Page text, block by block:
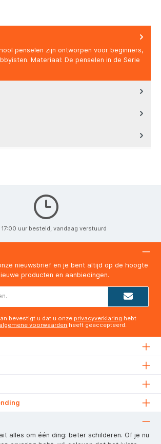
penselen zijn ontworpen voor beginners,
Materiaal: De penselen in de Serie
uur besteld, vandaag verstuurd
nieuwsbrief en je bent altijd op de hoogte
producten en aanbiedingen.
bevestigt u dat u onze privacyverklaring hebt
algemene voorwaarden heeft geaccepteerd.
alles om één ding: beter schilderen. Of je nu